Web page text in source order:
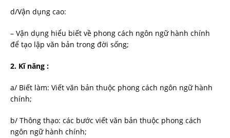
d/Vận dụng cao:
– Vận dụng hiểu biết về phong cách ngôn ngữ hành chính
để tạo lập văn bản trong đời sống;
2. Kĩ năng :
a/ Biết làm: Viết văn bản thuộc phong cách ngôn ngữ hành
chính;
b/ Thông thạo: các bước viết văn bản thuộc phong cách
ngôn ngữ hành chính;